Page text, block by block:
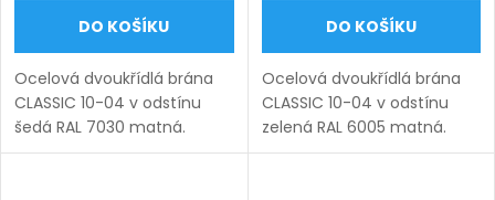
DO KOŠÍKU
Ocelová dvoukřídlá brána
CLASSIC 10-04 v odstínu
šedá RAL 7030 matná.
Bezúdržbová ocel (žárový
DO KOŠÍKU
Ocelová dvoukřídlá brána
CLASSIC 10-04 v odstínu
zelená RAL 6005 matná.
Bezúdržbová ocel (žárový